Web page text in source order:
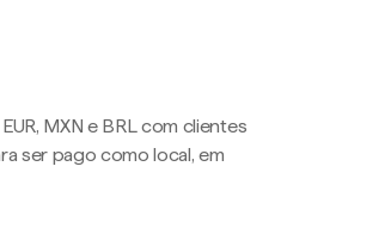
MXN e BRL com clientes
ser pago como local, em